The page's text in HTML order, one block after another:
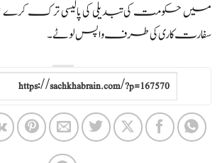
میں حکومت کی تبدیلی کی پالیسی ترک کرے اور بین
سفارت کاری کی طرف واپس لوٹے۔